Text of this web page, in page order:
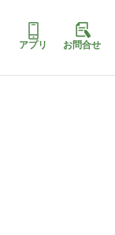
アプリ お問合せ